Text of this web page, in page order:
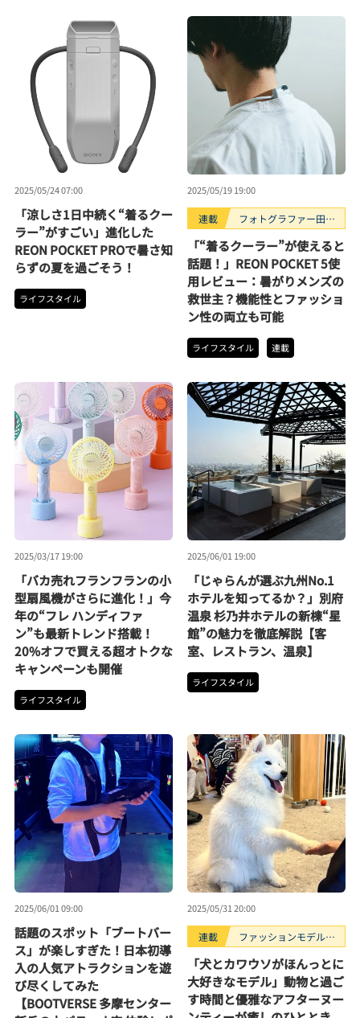
2025/05/24 07:00
「涼しさ1日中続く“着るクー
ラー”がすごい」進化した
REON POCKET PROで暑さ知
らずの夏を過ごそう！
ライフスタイル
2025/05/19 19:00
連載
フォトグラファー田中
チ”レビュー
「“着るクーラー”が使えると
話題！」REON POCKET 5使
用レビュー：暑がりメンズの
救世主？機能性とファッショ
ン性の両立も可能
ライフスタイル 連載
2025/03/17 19:00
「バカ売れフランフランの小
型扇風機がさらに進化！」今
年の“フレ ハンディファ
ン”も最新トレンド搭載！
20%オフで買える超オトクな
キャンペーンも開催
ライフスタイル
2025/06/01 19:00
「じゃらんが選ぶ九州No.1
ホテルを知ってるか？」別府
温泉 杉乃井ホテルの新棟“星
館”の魅力を徹底解説【客
室、レストラン、温泉】
ライフスタイル
2025/06/01 09:00
話題のスポット「ブートバー
ス」が楽しすぎた！日本初導
入の人気アトラクションを遊
び尽くしてみた
【BOOTVERSE 多摩センター
2025/05/31 20:00
連載
ファッションモデルの
「犬とカワウソがほんっとに
大好きなモデル」動物と過ご
す時間と優雅なアフターヌー